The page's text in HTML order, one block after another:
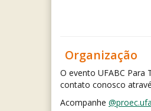
Organização
O evento UFABC Para
contato conosco
Acompanhe